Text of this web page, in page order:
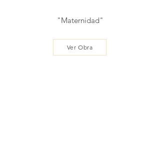
"Maternidad"
Ver Obra